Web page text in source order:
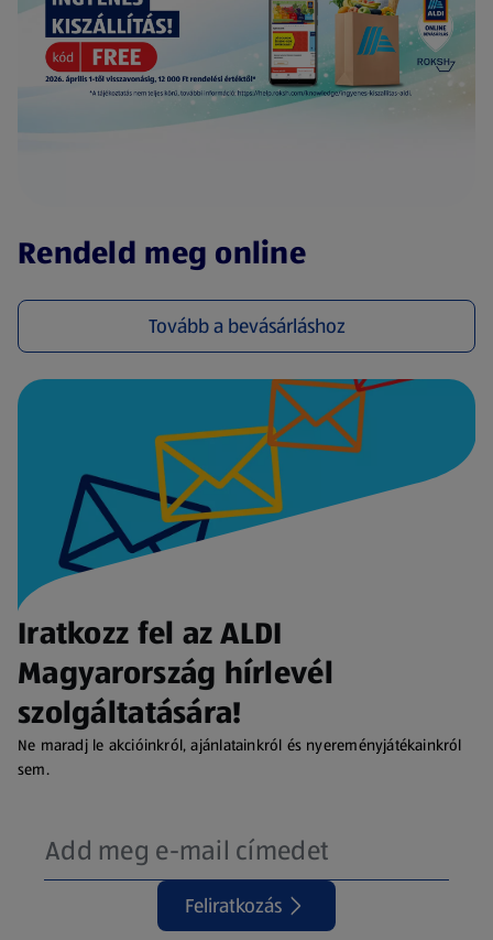
Rendeld meg online
Tovább a bevásárláshoz
(új oldalon nyílik meg)
Iratkozz fel az ALDI
Magyarország hírlevél
szolgáltatására!
Ne maradj le akcióinkról, ajánlatainkról és nyereményjátékainkról
sem.
Feliratkozás